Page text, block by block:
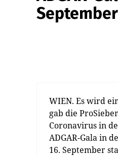
WIEN. Es wird
gab die
Coronavirus in
ADGAR-Gala in
16. September